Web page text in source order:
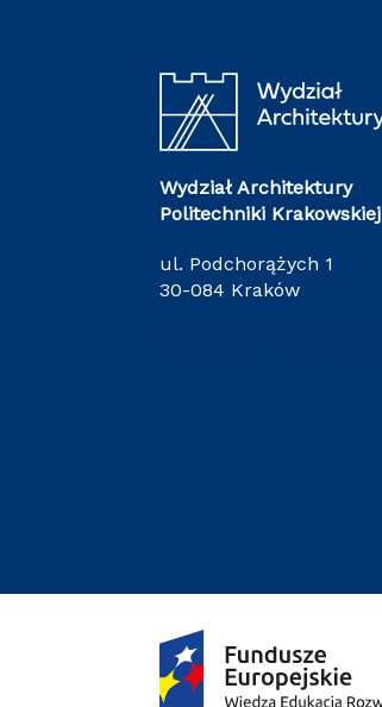
Wydział Architektury
Politechniki Krakowskiej
ul. Podchorążych 1
30-084 Kraków